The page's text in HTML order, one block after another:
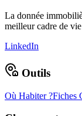
La donnée
meilleur cadre de
LinkedIn
Outils
Où Habiter ?Fiches